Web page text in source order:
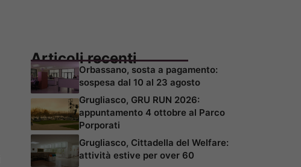
Articoli recenti
Orbassano, sosta a pagamento:
sospesa dal 10 al 23 agosto
Grugliasco, GRU RUN 2026:
appuntamento 4 ottobre al Parco
Porporati
Grugliasco, Cittadella del Welfare:
attività estive per over 60